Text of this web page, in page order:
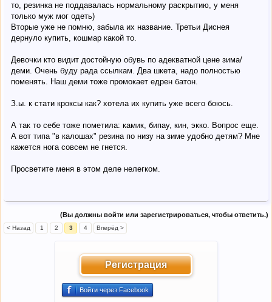
то, резинка не поддавалась нормальному раскрытию, у меня
только муж мог одеть)
Вторые уже не помню, забыла их название. Третьи Диснея
дернуло купить, кошмар какой то.
Девочки кто видит достойную обувь по адекватной цене зима/
деми. Очень буду рада ссылкам. Два шкета, надо полностью
поменять. Наш деми тоже промокает едрен батон.
З.ы. к стати кроксы как? хотела их купить уже всего боюсь.
А так то себе тоже пометила: камик, бипау, кин, экко. Вопрос еще.
А вот типа "в калошах" резина по низу на зиме удобно детям? Мне
кажется нога совсем не гнется.
Просветите меня в этом деле нелегком.
(Вы должны войти или зарегистрироваться, чтобы ответить.)
< Назад 1 2 3 4 Вперёд >
Регистрация
Войти через Facebook